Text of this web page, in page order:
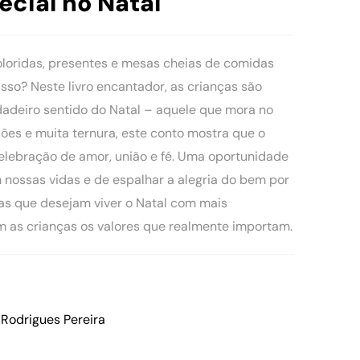
presentes e mesas cheias de comidas
Neste livro encantador, as crianças são
sentido do Natal – aquele que mora no
e muita ternura, este conto mostra que o
de amor, união e fé. Uma oportunidade
vidas e de espalhar a alegria do bem por
que desejam viver o Natal com mais
as crianças os valores que realmente importam.
Pereira